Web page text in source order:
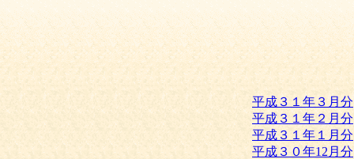
平成３１年３月分
平成３１年２月分
平成３１年１月分
平成３０年12月分